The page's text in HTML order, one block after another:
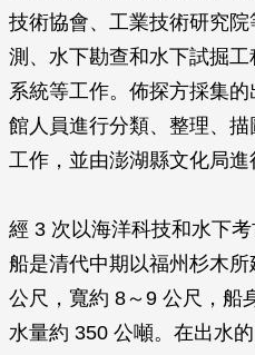
技術協會、工業技術研究
測、水下勘查和水下試掘
系統等工作。佈探方採集
館人員進行分類、整理、
工作，並由澎湖縣文化局進
經 3 次以海洋科技和水下
船是清代中期以福州杉木
公尺，寬約 8～9 公尺，船
水量約 350 公噸。在出水